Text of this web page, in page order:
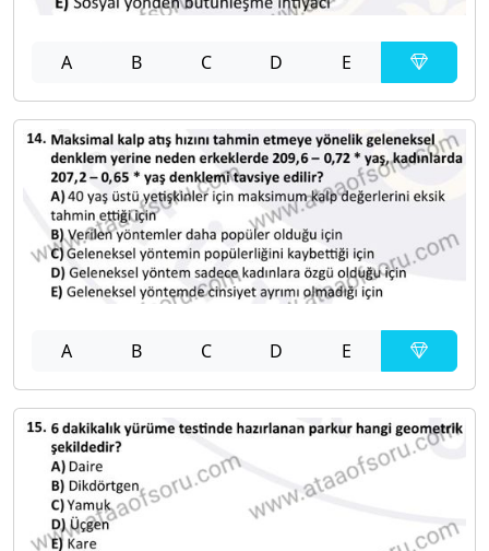
A B C D E
A B C D E